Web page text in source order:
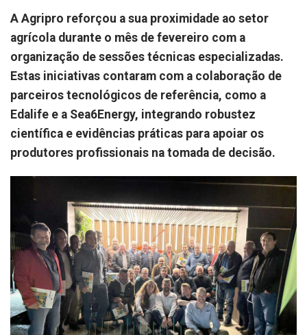
A Agripro reforçou a sua proximidade ao setor
agrícola durante o mês de fevereiro com a
organização de sessões técnicas especializadas.
Estas iniciativas contaram com a colaboração de
parceiros tecnológicos de referência, como a
Edalife e a Sea6Energy, integrando robustez
científica e evidências práticas para apoiar os
produtores profissionais na tomada de decisão.